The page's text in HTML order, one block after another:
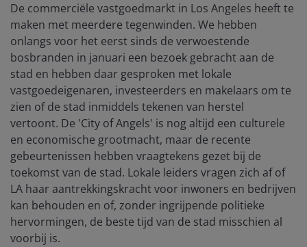
De commerciële vastgoedmarkt in Los Angeles heeft te
maken met meerdere tegenwinden. We hebben
onlangs voor het eerst sinds de verwoestende
bosbranden in januari een bezoek gebracht aan de
stad en hebben daar gesproken met lokale
vastgoedeigenaren, investeerders en makelaars om te
zien of de stad inmiddels tekenen van herstel
vertoont. De 'City of Angels' is nog altijd een culturele
en economische grootmacht, maar de recente
gebeurtenissen hebben vraagtekens gezet bij de
toekomst van de stad. Lokale leiders vragen zich af of
LA haar aantrekkingskracht voor inwoners en bedrijven
kan behouden en of, zonder ingrijpende politieke
hervormingen, de beste tijd van de stad misschien al
voorbij is.